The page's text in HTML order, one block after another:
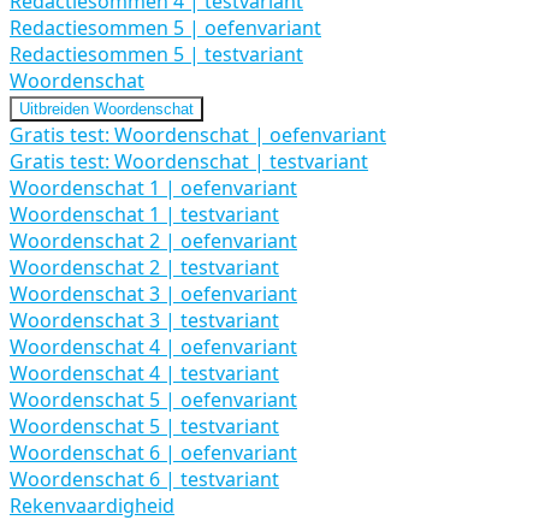
Redactiesommen 5 | oefenvariant
Redactiesommen 5 | testvariant
Woordenschat
Uitbreiden Woordenschat
Gratis test: Woordenschat | oefenvariant
Gratis test: Woordenschat | testvariant
Woordenschat 1 | oefenvariant
Woordenschat 1 | testvariant
Woordenschat 2 | oefenvariant
Woordenschat 2 | testvariant
Woordenschat 3 | oefenvariant
Woordenschat 3 | testvariant
Woordenschat 4 | oefenvariant
Woordenschat 4 | testvariant
Woordenschat 5 | oefenvariant
Woordenschat 5 | testvariant
Woordenschat 6 | oefenvariant
Woordenschat 6 | testvariant
Rekenvaardigheid